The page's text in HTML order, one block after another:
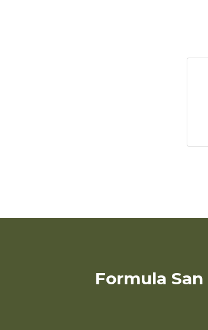
Formula San